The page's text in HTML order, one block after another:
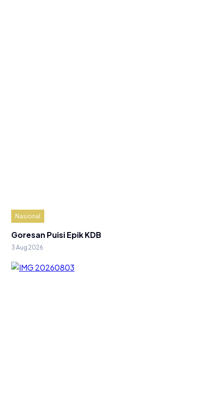
Nasional
Goresan Puisi Epik KDB
3 Aug 2026